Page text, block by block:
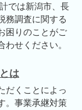
では新潟市、長
務調査に関する
困りのことがご
せください。
は
だくことによっ
。事業承継対策